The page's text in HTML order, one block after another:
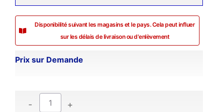
Disponibilité suivant les magasins et le pays. Cela peut influer
sur les délais de livraison ou d'enlèvement
Prix sur Demande
- +